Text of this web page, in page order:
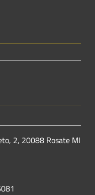
2, 20088 Rosate MI